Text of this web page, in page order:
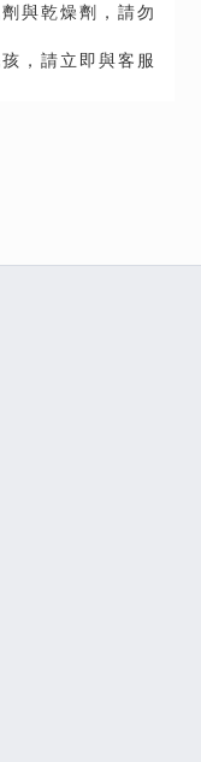
與乾燥劑，請勿
，請立即與客服